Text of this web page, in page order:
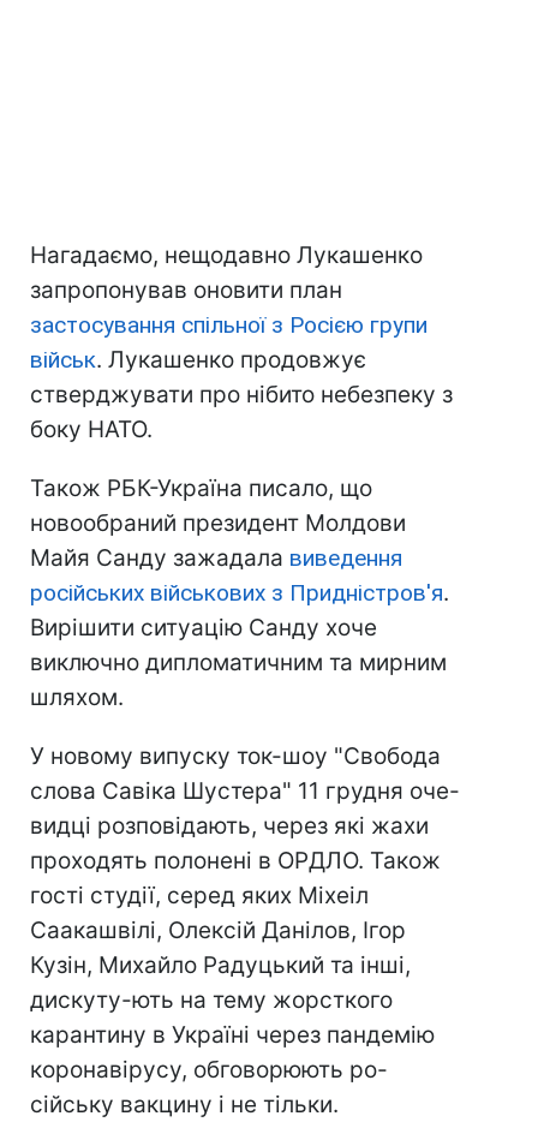
Нагадаємо, нещодавно Лукашенко
запропонував оновити план
застосування спільної з Росією групи
військ. Лукашенко продовжує
стверджувати про нібито небезпеку з
боку НАТО.
Також РБК-Україна писало, що
новообраний президент Молдови
Майя Санду зажадала виведення
російських військових з Придністров'я.
Вирішити ситуацію Санду хоче
виключно дипломатичним та мирним
шляхом.
У новому випуску ток-шоу "Свобода
слова Савіка Шустера" 11 грудня оче-
видці розповідають, через які жахи
проходять полонені в ОРДЛО. Також
гості студії, серед яких Міхеіл
Саакашвілі, Олексій Данілов, Ігор
Кузін, Михайло Радуцький та інші,
дискуту-ють на тему жорсткого
карантину в Україні через пандемію
коронавірусу, обговорюють ро-
сійську вакцину і не тільки.